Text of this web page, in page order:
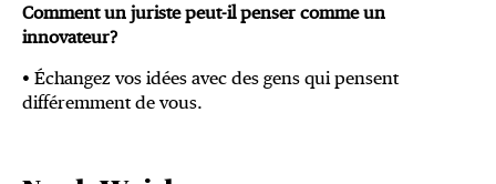
Comment un juriste peut-il penser comme un
innovateur?
• Échangez vos idées avec des gens qui pensent
différemment de vous.